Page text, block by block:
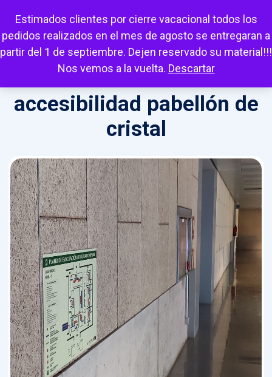
Estimados clientes por cierre vacacional todos los
pedidos realizados en el mes de agosto se entregaran a
partir del 1 de septiembre. Dejen reservado su material!!!
Nos vemos a la vuelta. Descartar
Mi cuenta Carrito Favoritos Escuchar
accesibilidad pabellón de
cristal